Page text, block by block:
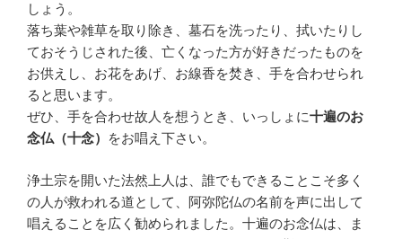
しょう。
落ち葉や雑草を取り除き、墓石を洗ったり、拭いたりし
ておそうじされた後、亡くなった方が好きだったものを
お供えし、お花をあげ、お線香を焚き、手を合わせられ
ると思います。
ぜひ、手を合わせ故人を想うとき、いっしょに十遍のお
念仏（十念）
をお唱え下さい。
浄土宗を開いた法然上人は、誰でもできることこそ多く
の人が救われる道として、阿弥陀仏の名前を声に出して
唱えることを広く勧められました。十遍のお念仏は、ま